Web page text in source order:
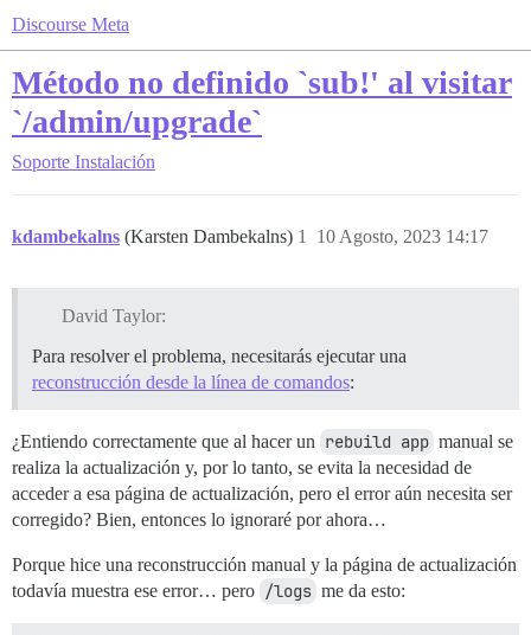
Discourse Meta
Método no definido `sub!' al visitar
`/admin/upgrade`
Soporte Instalación
kdambekalns (Karsten Dambekalns) 10 Agosto, 2023 14:17
1
David Taylor:
Para resolver el problema, necesitarás ejecutar una
reconstrucción desde la línea de comandos:
¿Entiendo correctamente que al hacer un rebuild app manual se
realiza la actualización y, por lo tanto, se evita la necesidad de
acceder a esa página de actualización, pero el error aún necesita ser
corregido? Bien, entonces lo ignoraré por ahora…
Porque hice una reconstrucción manual y la página de actualización
todavía muestra ese error… pero /logs me da esto: